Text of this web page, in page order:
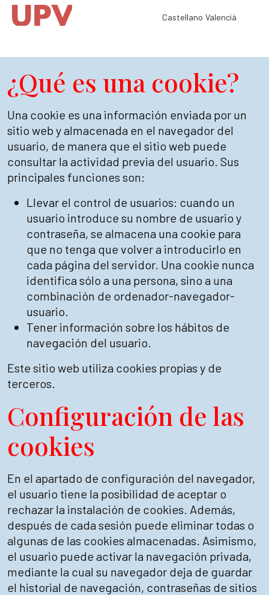
Castellano Valencià
¿Qué es una cookie?
Una cookie es una información enviada por un
sitio web y almacenada en el navegador del
usuario, de manera que el sitio web puede
consultar la actividad previa del usuario. Sus
principales funciones son:
Llevar el control de usuarios: cuando un
usuario introduce su nombre de usuario y
contraseña, se almacena una cookie para
que no tenga que volver a introducirlo en
cada página del servidor. Una cookie nunca
identifica sólo a una persona, sino a una
combinación de ordenador-navegador-
usuario.
Tener información sobre los hábitos de
navegación del usuario.
Este sitio web utiliza cookies propias y de
terceros.
Configuración de las
cookies
En el apartado de configuración del navegador,
el usuario tiene la posibilidad de aceptar o
rechazar la instalación de cookies. Además,
después de cada sesión puede eliminar todas o
algunas de las cookies almacenadas. Asimismo,
el usuario puede activar la navegación privada,
mediante la cual su navegador deja de guardar
el historial de navegación, contraseñas de sitios